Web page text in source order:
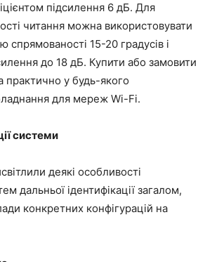
підсилення 6 дБ. Для
читання можна використовувати
спрямованості 15-20 градусів і
до 18 дБ. Купити або замовити
практично у будь-якого
для мереж Wi-Fi.
системи
деякі особливості
дальньої ідентифікації загалом,
конкретних конфігурацій на